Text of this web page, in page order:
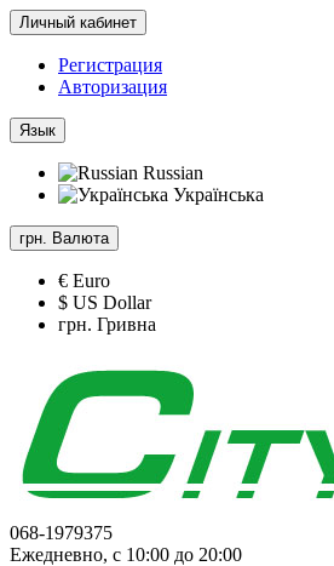
Личный кабинет
Регистрация
Авторизация
Язык
Russian
Українська
грн. Валюта
€ Euro
$ US Dollar
грн. Гривна
068-1979375
Ежедневно, с 10:00 до 20:00